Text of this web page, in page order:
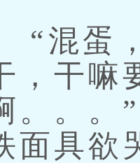
“混蛋
，干嘛
。。。
面具欲